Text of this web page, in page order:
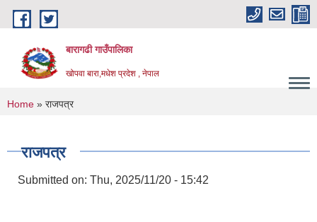
Skip to main content
बारागढी गाउँपालिका
खोपवा बारा,मधेश प्रदेश , नेपाल
You are here
Home » राजपत्र
राजपत्र
Submitted on: Thu, 2025/11/20 - 15:42